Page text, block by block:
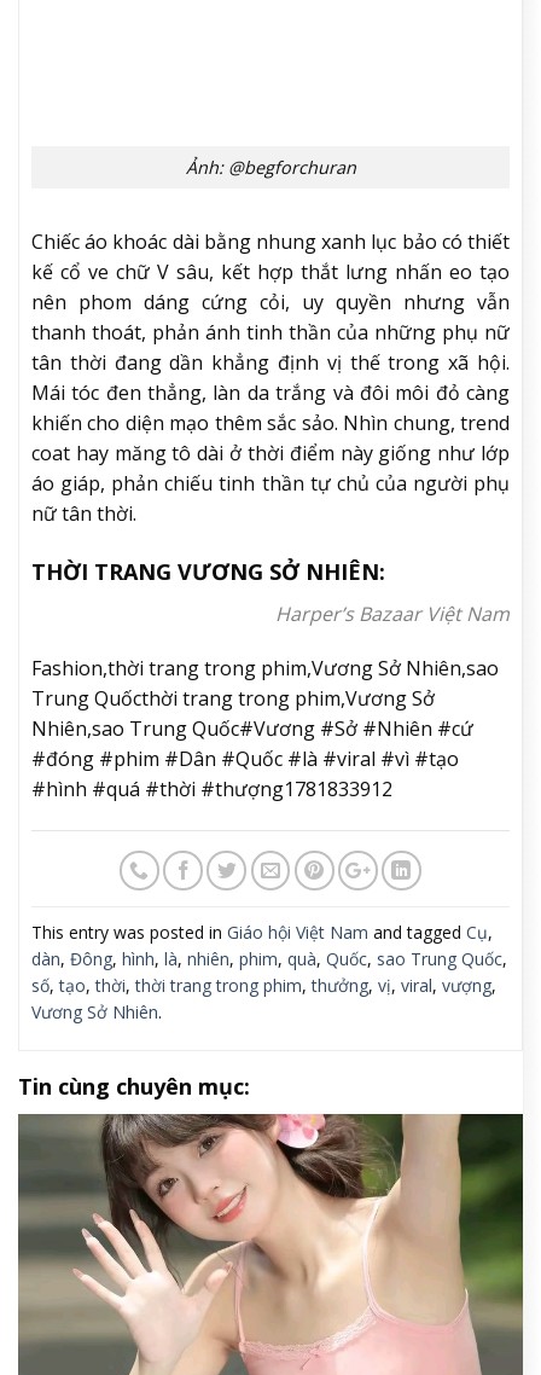
Ảnh: @AmP_BiRd
từ thời nhà Đường, nhưng chủ yếu chỉ được dùng
cho các thành viên hoàng thất hoặc những người
“hoàn”) thường rộng và không ôm sát. Sự giàu có
của người mặc thể hiện qua chất liệu, bởi satin dễ
trầy xước và không dành cho tầng lớp lao động chân
tay.
du nhập vào Trung Quốc, mang đến những chiếc
váy đầm ôm sát khoe vóc dáng người mặc. Bộ váy
Nhiên mặc trong phimPhù Sinhlà một ví dụ điển
hình. Việc trang phục làm bằng vải satin bóng còn
cho thấy cách chất liệu này đã được bình dân hóa
nhờ kỹ thuật dệt tối tân của thời đại máy móc.
6. Trench Coat nhung